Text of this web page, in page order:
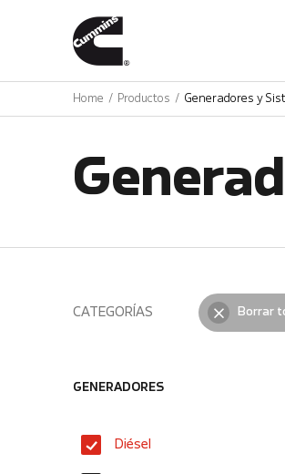
Home Productos Generadores y
CATEGORÍAS Borrar
GENERADORES
Diésel